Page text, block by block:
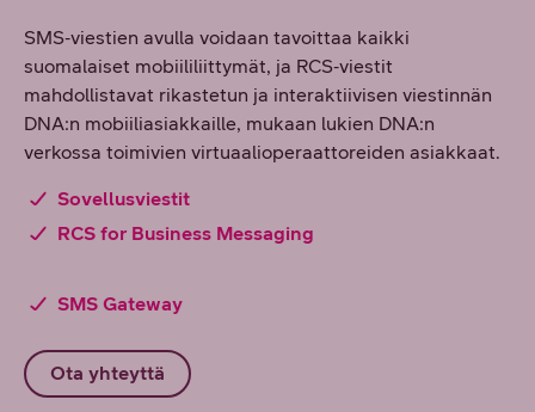
SMS‑viestien avulla voidaan tavoittaa kaikki
suomalaiset mobiililiittymät, ja RCS‑viestit
mahdollistavat rikastetun ja interaktiivisen viestinnän
DNA:n mobiiliasiakkaille, mukaan lukien DNA:n
verkossa toimivien virtuaalioperaattoreiden asiakkaat.
Sovellusviestit
RCS for Business Messaging
SMS Gateway
Ota yhteyttä